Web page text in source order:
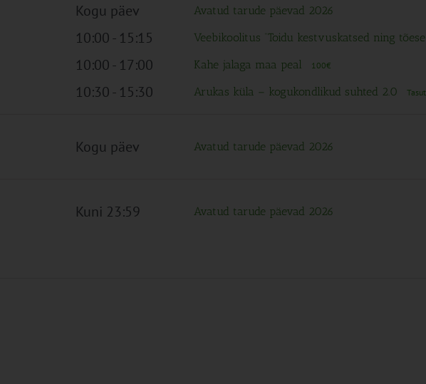
Kogu päev Avatud tarude päevad 2026
10:00- 15:15 Veebikoolitus “Toidu kestvuskatsed ning
10:00- 17:00 Kahe jalaga maa peal 100€
10:30- 15:30 Arukas küla – kogukondlikud suhted 2.0
Kogu päev Avatud tarude päevad 2026
Kuni 23:59 Avatud tarude päevad 2026